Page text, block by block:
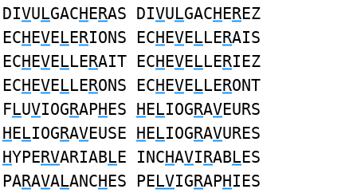
DIVULGACHERAS DIVULGACHEREZ
ECHEVELERIONS ECHEVELLERAIS
ECHEVELLERAIT ECHEVELLERIEZ
ECHEVELLERONS ECHEVELLERONT
FLUVIOGRAPHES HELIOGRAVEURS
HELIOGRAVEUSE HELIOGRAVURES
HYPERVARIABLE INCHAVIRABLES
PARAVALANCHES PELVIGRAPHIES